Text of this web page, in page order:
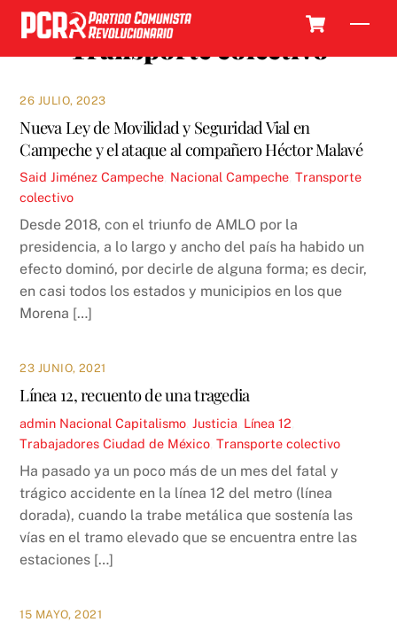
Skip
content
Transporte colectivo
26 JULIO, 2023
Nueva Ley de Movilidad y Seguridad Vial en
Campeche y el ataque al compañero Héctor Malavé
Said Jiménez Campeche Nacional Campeche ,Transporte
colectivo
Desde 2018, con el triunfo de AMLO por la
presidencia, a lo largo y ancho del país ha habido un
efecto dominó, por decirle de alguna forma; es decir,
en casi todos los estados y municipios en los que
Morena […]
23 JUNIO, 2021
Línea 12, recuento de una tragedia
admin Nacional Capitalismo ,Justicia Línea 12
Trabajadores Ciudad de México ,Transporte colectivo
Ha pasado ya un poco más de un mes del fatal y
trágico accidente en la línea 12 del metro (línea
dorada), cuando la trabe metálica que sostenía las
vías en el tramo elevado que se encuentra entre las
estaciones […]
15 MAYO, 2021